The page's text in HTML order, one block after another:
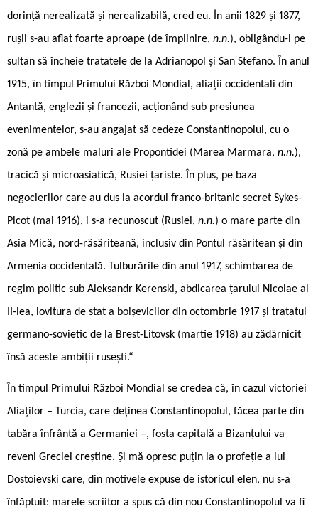
dorință nerealizată și nerealizabilă, cred eu. În anii 1829 și 1877,
rușii s-au aflat foarte aproape (de împlinire, n.n.), obligându-l pe
sultan să încheie tratatele de la Adrianopol și San Stefano. În anul
1915, în timpul Primului Război Mondial, aliații occidentali din
Antantă, englezii și francezii, acționând sub presiunea
evenimentelor, s-au angajat să cedeze Constantinopolul, cu o
zonă pe ambele maluri ale Propontidei (Marea Marmara, n.n.),
tracică și microasiatică, Rusiei țariste. În plus, pe baza
negocierilor care au dus la acordul franco-britanic secret Sykes-
Picot (mai 1916), i s-a recunoscut (Rusiei, n.n.) o mare parte din
Asia Mică, nord-răsăriteană, inclusiv din Pontul răsăritean și din
Armenia occidentală. Tulburările din anul 1917, schimbarea de
regim politic sub Aleksandr Kerenski, abdicarea țarului Nicolae al
II-lea, lovitura de stat a bolșevicilor din octombrie 1917 și tratatul
germano-sovietic de la Brest-Litovsk (martie 1918) au zădărnicit
însă aceste ambiții rusești.“
În timpul Primului Război Mondial se credea că, în cazul victoriei
Aliaților – Turcia, care deținea Constantinopolul, făcea parte din
tabăra înfrântă a Germaniei –, fosta capitală a Bizanțului va
reveni Greciei creștine. Și mă opresc puțin la o profeție a lui
Dostoievski care, din motivele expuse de istoricul elen, nu s-a
înfăptuit: marele scriitor a spus că din nou Constantinopolul va fi